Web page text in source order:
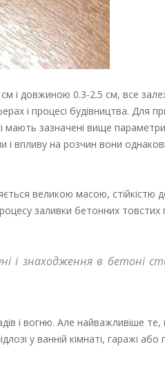
і довжиною 0.3-2.5 см, все
і процесі будівництва. Для
мають зазначені вище
впливу на розчин вони
великою масою, стійкістю
заливки бетонних товстих
і знаходження в бетоні
і вогню. Але найважливіше те,
у ванній кімнаті, гаражі